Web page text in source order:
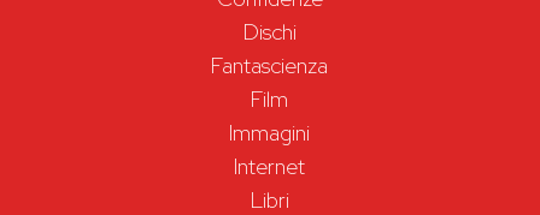
Dischi
Fantascienza
Film
Immagini
Internet
Libri